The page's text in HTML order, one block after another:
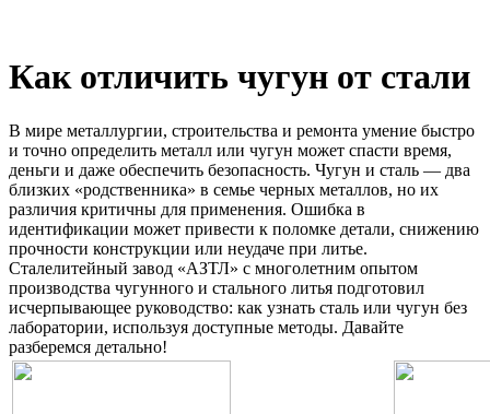
Как отличить чугун от стали
В мире металлургии, строительства и ремонта умение быстро
и точно определить металл или чугун может спасти время,
деньги и даже обеспечить безопасность. Чугун и сталь — два
близких «родственника» в семье черных металлов, но их
различия критичны для применения. Ошибка в
идентификации может привести к поломке детали, снижению
прочности конструкции или неудаче при литье.
Сталелитейный завод «АЗТЛ» с многолетним опытом
производства чугунного и стального литья подготовил
исчерпывающее руководство: как узнать сталь или чугун без
лаборатории, используя доступные методы. Давайте
разберемся детально!